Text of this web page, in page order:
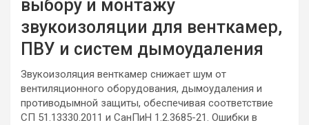
выбору и монтажу
звукоизоляции для венткамер,
ПВУ и систем дымоудаления
Звукоизоляция венткамер снижает шум от
вентиляционного оборудования, дымоудаления и
противодымной защиты, обеспечивая соответствие
СП 51.13330.2011 и СанПиН 1.2.3685-21. Ошибки в